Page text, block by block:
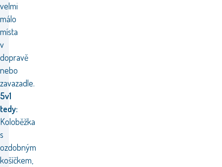
velmi
málo
místa
v
dopravě
nebo
zavazadle.
5v1
tedy:
Koloběžka
s
ozdobným
košíčkem,